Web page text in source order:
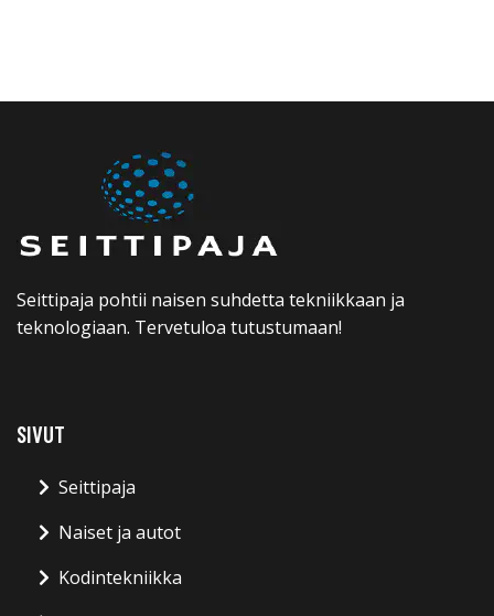
Seittipaja pohtii naisen suhdetta tekniikkaan ja
teknologiaan. Tervetuloa tutustumaan!
SIVUT
Seittipaja
Naiset ja autot
Kodintekniikka